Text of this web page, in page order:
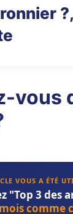
vous
VOUS A ÉTÉ
"Top 3 des
comme